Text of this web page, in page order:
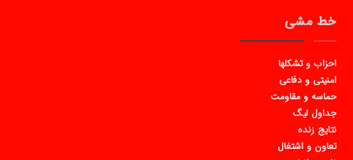
خط مشی
احزاب و تشکلها
امنیتی و دفاعی
حماسه و مقاومت
جداول لیگ
نتایج زنده
تعاون و اشتغال